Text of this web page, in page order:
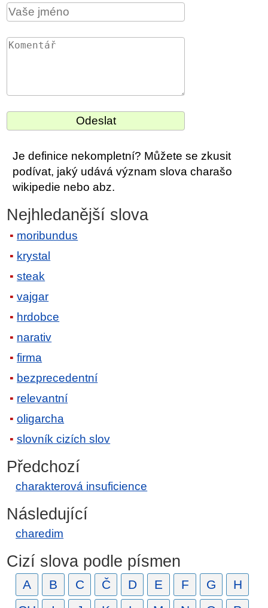
Je definice nekompletní? Můžete se zkusit
podívat, jaký udává význam slova charašo
wikipedie nebo abz.
Nejhledanější slova
moribundus
krystal
steak
vajgar
hrdobce
narativ
firma
bezprecedentní
relevantní
oligarcha
slovník cizích slov
Předchozí
charakterová insuficience
Následující
charedim
Cizí slova podle písmen
A B C Č D E F G
H